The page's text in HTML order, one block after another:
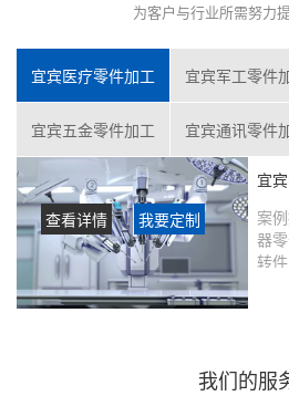
为客户与行业所需努力
宜宾医疗零件加工 宜宾军工零件
宜宾五金零件加工 宜宾通讯零件
宜
案例
器
转
续
查看详情 我要定制
我们的服